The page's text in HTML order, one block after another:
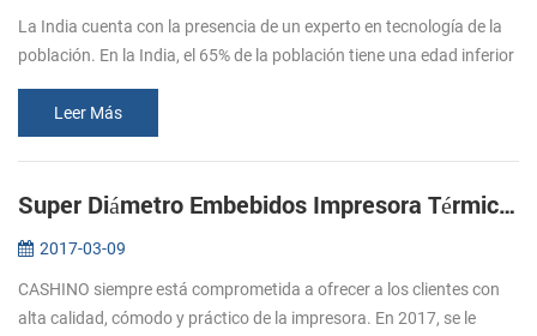
La India cuenta con la presencia de un experto en tecnología de la
población. En la India, el 65% de la población tiene una edad inferior
Leer Más
Super Diámetro Embebidos Impresora Térmica De Apoyo De La Caja De Efectivo
2017-03-09
CASHINO siempre está comprometida a ofrecer a los clientes con
alta calidad, cómodo y práctico de la impresora. En 2017, se le